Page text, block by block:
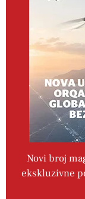
Novi broj
ekskluzivne